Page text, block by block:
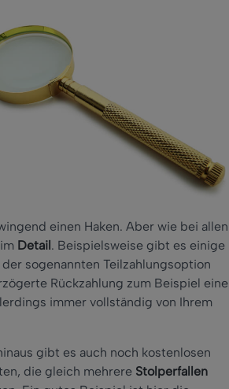
einen Haken. Aber wie bei allen
Detail. Beispielsweise gibt es einige
sogenannten Teilzahlungsoption
Rückzahlung zum Beispiel eine
immer vollständig von Ihrem
gibt es auch noch kostenlosen
die gleich mehrere Stolperfallen